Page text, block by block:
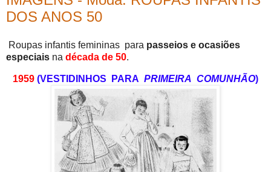
DOS ANOS 50
Roupas infantis femininas para passeios e ocasiões
especiais na década de 50.
1959 (VESTIDINHOS PARA PRIMEIRA COMUNHÃO)